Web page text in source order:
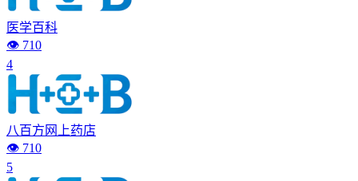
医学百科
👁️ 710
4
八百方网上药店
👁️ 710
5